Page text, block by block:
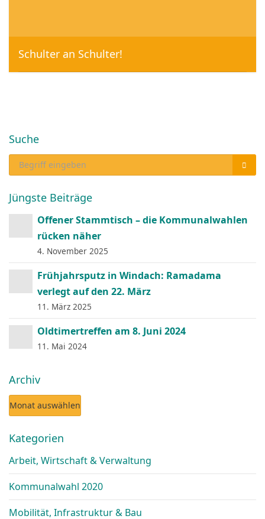
Schulter an Schulter!
Suche
Jüngste Beiträge
Offener Stammtisch – die Kommunalwahlen
rücken näher
4. November 2025
Frühjahrsputz in Windach: Ramadama
verlegt auf den 22. März
11. März 2025
Oldtimertreffen am 8. Juni 2024
11. Mai 2024
Archiv
Kategorien
Arbeit, Wirtschaft & Verwaltung
Kommunalwahl 2020
Mobilität, Infrastruktur & Bau